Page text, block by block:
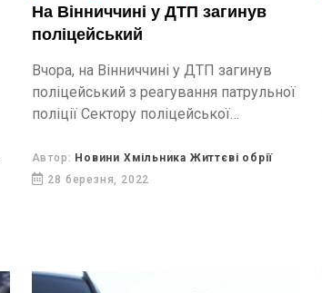
На Вінниччині у ДТП загинув
поліцейський
Вчора, на Вінниччині у ДТП загинув
поліцейський з реагування патрульної
поліції Сектору поліцейської
Вінницького РУП старший сержант
поліції Олег Безпалько.
Автор: Новини Хмільника Життєві обрії
28 березня, 2022